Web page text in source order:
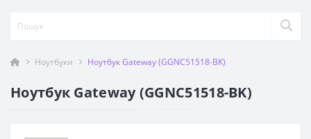
Ноутбуки Ноутбук Gateway (GGNC51518-BK)
Ноутбук Gateway (GGNC51518-BK)